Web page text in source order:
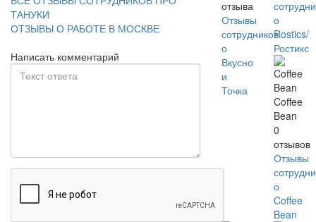
ТАНУКИ
ОТЗЫВЫ О РАБОТЕ В МОСКВЕ
Написать комментарий
отзыва
Отзывы
сотрудников
о
Вкусно
и
Точка
о
Rostics/
Ростикс
Coffee
Bean
0
отзывов
Отзывы
о
Coffee
Bean